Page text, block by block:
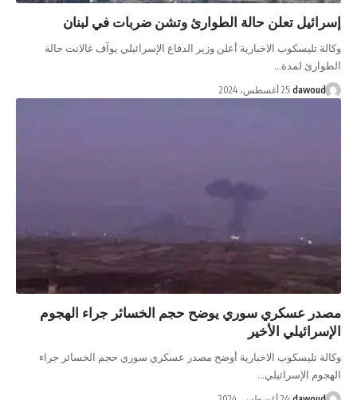
إسرائيل تعلن حالة الطوارئ وتشن ضربات في لبنان
وكالة تليسكوب الاخبارية أعلن وزير الدفاع الإسرائيلي يوآف غالانت حالة
الطوارئ لمدة…
dawoud 25 أغسطس، 2024
مصدر عسكري سوري يوضح حجم الخسائر جراء الهجوم
الإسرائيلي الأخير
وكالة تليسكوب الاخبارية أوضح مصدر عسكري سوري حجم الخسائر جراء
الهجوم الإسرائيلي…